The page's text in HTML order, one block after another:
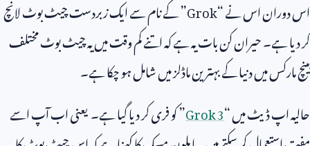
اس دوران اس نے “Grok” کے نام سے ایک زبردست چیٹ بوٹ لانچ
کر دیا ہے۔ حیران کن بات یہ ہے کہ اتنے کم وقت میں یہ چیٹ بوٹ مختلف
بینچ مارکس میں دنیا کے بہترین ماڈلز میں شامل ہو چکا ہے۔
حالیہ اپ ڈیٹ میں “Grok 3” کو فری کر دیا گیا ہے۔ یعنی اب آپ اسے